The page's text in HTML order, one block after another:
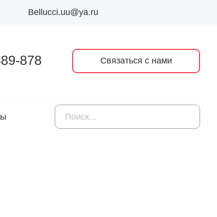
Bellucci.uu@ya.ru
878 Связаться с нами